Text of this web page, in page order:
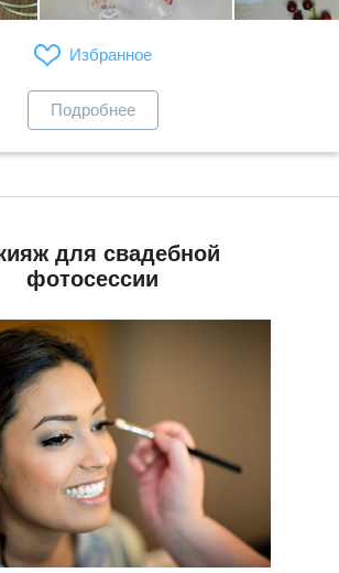
Избранное
Подробнее
для свадебной
фотосессии